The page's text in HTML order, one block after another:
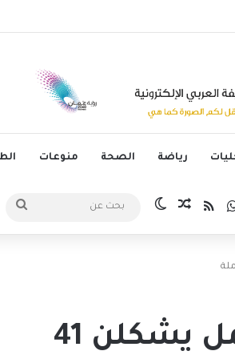
رياضة الصحة منوعات
واتسابملخص الموقع RSS
مقال عشوائي
الوضع المظلم
عن
مليون سعودية في سوق العمل يشكلن 41